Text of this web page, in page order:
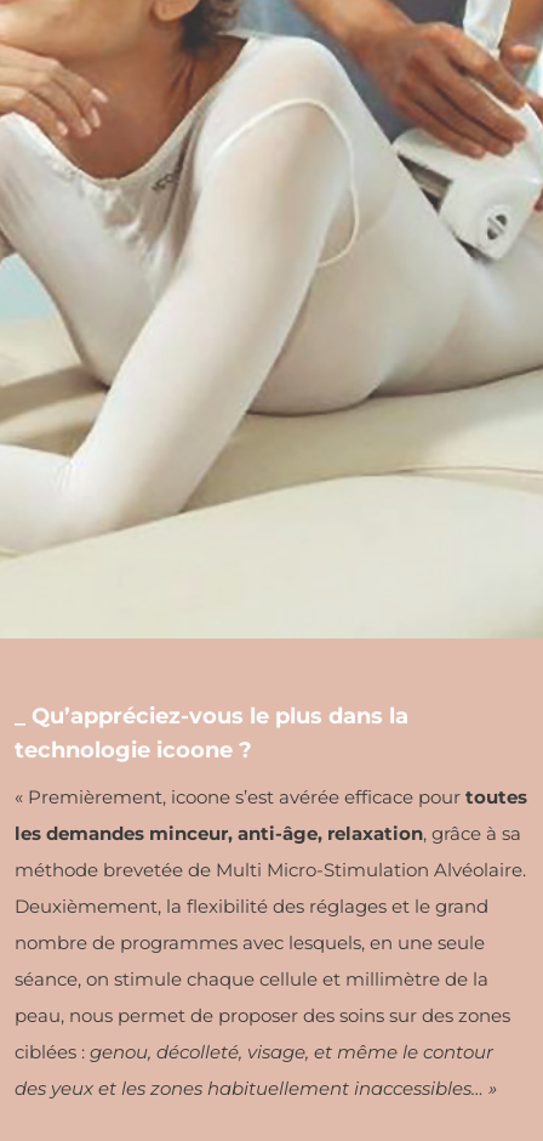
_ Qu’appréciez-vous le plus dans la
technologie icoone ?
« Premièrement, icoone s’est avérée efficace pourtoutes
les demandes minceur, anti-âge, relaxation, grâce à sa
méthode brevetée de Multi Micro-Stimulation Alvéolaire.
Deuxièmement, la flexibilité des réglages et le grand
nombre de programmes avec lesquels, en une seule
séance, on stimule chaque cellule et millimètre de la
peau, nous permet de proposer des soins sur des zones
ciblées :genou, décolleté, visage, et même le contour
des yeux et les zones habituellement inaccessibles… »